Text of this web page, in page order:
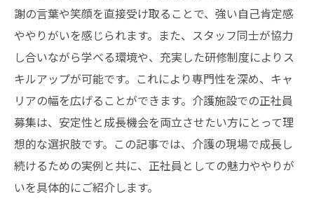
謝の言葉や笑顔を直接受け取ることで、強い自己肯定感
ややりがいを感じられます。また、スタッフ同士が協力
し合いながら学べる環境や、充実した研修制度によりス
キルアップが可能です。これにより専門性を深め、キャ
リアの幅を広げることができます。介護施設での正社員
募集は、安定性と成長機会を両立させたい方にとって理
想的な選択肢です。この記事では、介護の現場で成長し
続けるための実例と共に、正社員としての魅力ややりが
いを具体的にご紹介します。